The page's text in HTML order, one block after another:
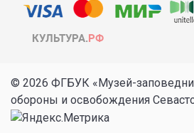
© 2026 ФГБУК «Музей-
обороны и освобождения